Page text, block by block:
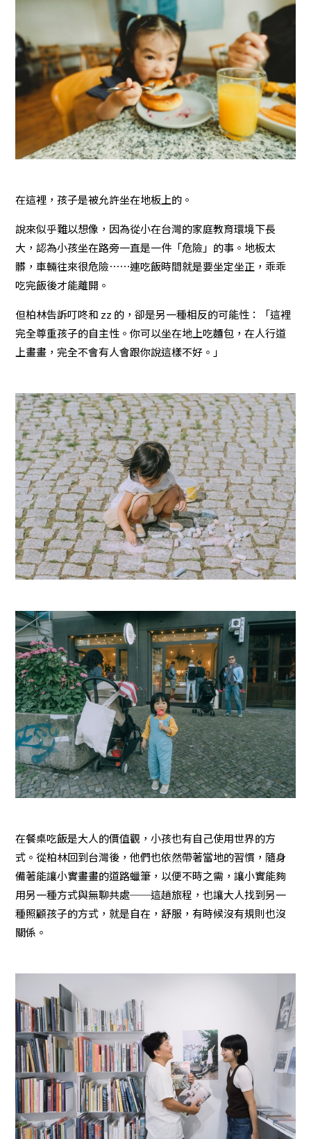
在這裡，孩子是被允許坐在地板上的。
說來似乎難以想像，因為從小在台灣的家庭教育環境下長
大，認為小孩坐在路旁一直是一件「危險」的事。地板太
髒，車輛往來很危險⋯⋯連吃飯時間就是要坐定坐正，乖乖
吃完飯後才能離開。
但柏林告訴叮咚和 zz 的，卻是另一種相反的可能性：「這裡
完全尊重孩子的自主性。你可以坐在地上吃麵包，在人行道
上畫畫，完全不會有人會跟你說這樣不好。」
在餐桌吃飯是大人的價值觀，小孩也有自己使用世界的方
式。從柏林回到台灣後，他們也依然帶著當地的習慣，隨身
備著能讓小實畫畫的道路蠟筆，以便不時之需，讓小實能夠
用另一種方式與無聊共處──這趟旅程，也讓大人找到另一
種照顧孩子的方式，就是自在，舒服，有時候沒有規則也沒
關係。